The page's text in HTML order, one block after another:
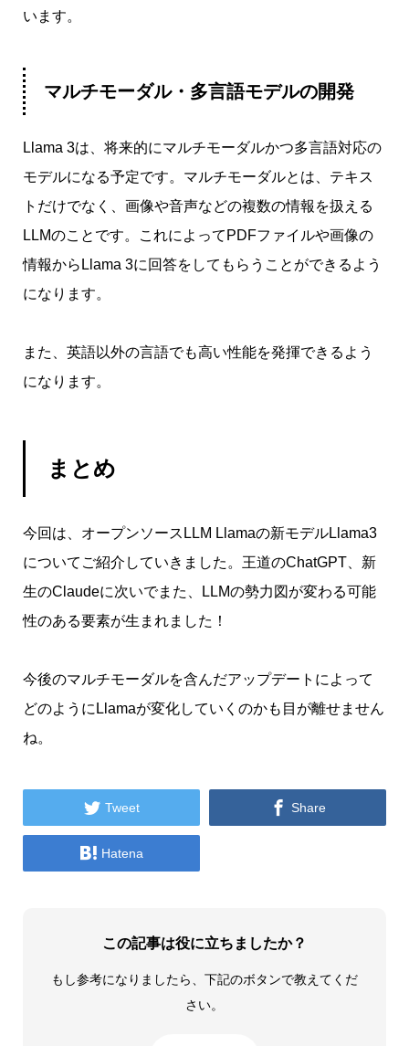
います。
マルチモーダル・多言語モデルの開発
Llama 3は、将来的にマルチモーダルかつ多言語対応の
モデルになる予定です。マルチモーダルとは、テキス
トだけでなく、画像や音声などの複数の情報を扱える
LLMのことです。これによってPDFファイルや画像の
情報からLlama 3に回答をしてもらうことができるよう
になります。
また、英語以外の言語でも高い性能を発揮できるよう
になります。
まとめ
今回は、オープンソースLLM Llamaの新モデルLlama3
についてご紹介していきました。王道のChatGPT、新
生のClaudeに次いでまた、LLMの勢力図が変わる可能
性のある要素が生まれました！
今後のマルチモーダルを含んだアップデートによって
どのようにLlamaが変化していくのかも目が離せません
ね。
 Tweet  Share
 Hatena
この記事は役に立ちましたか？
もし参考になりましたら、下記のボタンで教えてくだ
さい。